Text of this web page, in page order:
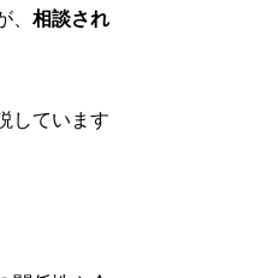
相談され
しています